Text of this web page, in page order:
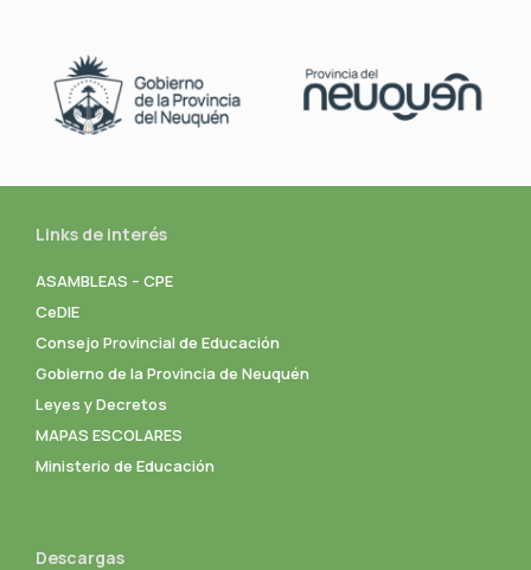
Links de interés
ASAMBLEAS – CPE
CeDIE
Consejo Provincial de Educación
Gobierno de la Provincia de Neuquén
Leyes y Decretos
MAPAS ESCOLARES
Ministerio de Educación
Descargas